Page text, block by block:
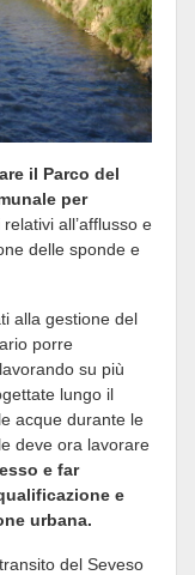
il Parco del
per
all’afflusso e
delle sponde e
alla gestione del
porre
su più
lungo il
acque durante le
deve ora lavorare
e far
e
urbana.
del Seveso